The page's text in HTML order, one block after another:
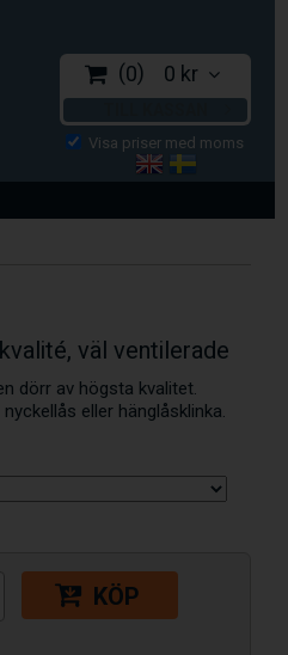
0 0 kr
väl ventilerade
dörr av högsta kvalitet.
eller hänglåsklinka.
KÖP